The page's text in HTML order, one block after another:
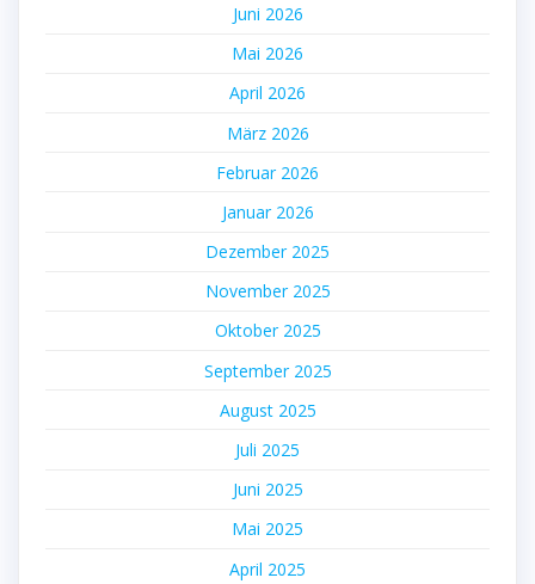
Juni 2026
Mai 2026
April 2026
März 2026
Februar 2026
Januar 2026
Dezember 2025
November 2025
Oktober 2025
September 2025
August 2025
Juli 2025
Juni 2025
Mai 2025
April 2025